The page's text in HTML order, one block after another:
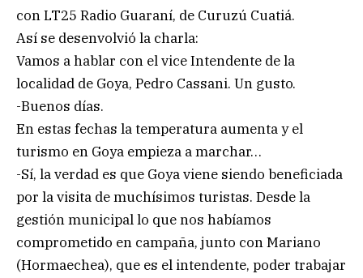
con LT25 Radio Guaraní, de Curuzú Cuatiá.
Así se desenvolvió la charla:
Vamos a hablar con el vice Intendente de la
localidad de Goya, Pedro Cassani. Un gusto.
-Buenos días.
En estas fechas la temperatura aumenta y el
turismo en Goya empieza a marchar…
-Sí, la verdad es que Goya viene siendo beneficiada
por la visita de muchísimos turistas. Desde la
gestión municipal lo que nos habíamos
comprometido en campaña, junto con Mariano
(Hormaechea), que es el intendente, poder trabajar